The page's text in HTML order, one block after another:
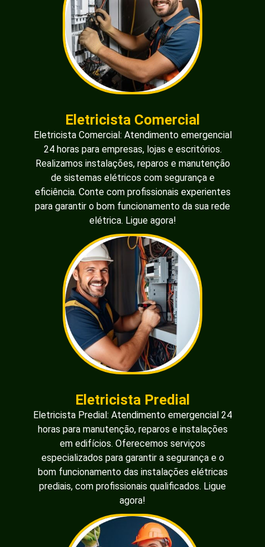
Eletricista Comercial
Eletricista Comercial: Atendimento emergencial
24 horas para empresas, lojas e escritórios.
Realizamos instalações, reparos e manutenção
de sistemas elétricos com segurança e
eficiência. Conte com profissionais experientes
para garantir o bom funcionamento da sua rede
elétrica. Ligue agora!
Eletricista Predial
Eletricista Predial: Atendimento emergencial 24
horas para manutenção, reparos e instalações
em edifícios. Oferecemos serviços
especializados para garantir a segurança e o
bom funcionamento das instalações elétricas
prediais, com profissionais qualificados. Ligue
agora!